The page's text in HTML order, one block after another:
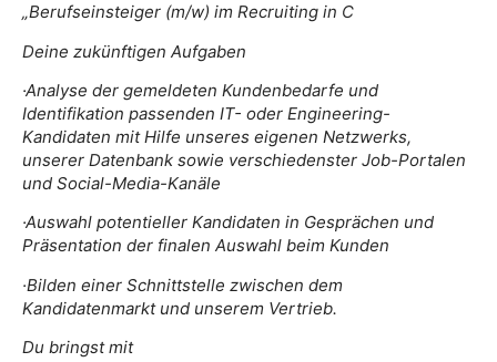
„Berufseinsteiger (m/w) im Recruiting in C
Deine zukünftigen Aufgaben
·Analyse der gemeldeten Kundenbedarfe und
Identifikation passenden IT- oder Engineering-
Kandidaten mit Hilfe unseres eigenen Netzwerks,
unserer Datenbank sowie verschiedenster Job-Portalen
und Social-Media-Kanäle
·Auswahl potentieller Kandidaten in Gesprächen und
Präsentation der finalen Auswahl beim Kunden
·Bilden einer Schnittstelle zwischen dem
Kandidatenmarkt und unserem Vertrieb.
Du bringst mit